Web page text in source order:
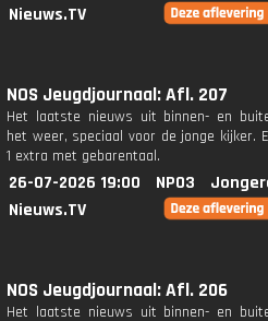
Nieuws.TV
NOS Jeugdjournaal: Afl. 207
Het laatste nieuws uit binnen- en
het weer, speciaal voor de jonge kijker.
1 extra met gebarentaal.
26-07-2026 19:00 NPO3
Nieuws.TV
NOS Jeugdjournaal: Afl. 206
Het laatste nieuws uit binnen- en